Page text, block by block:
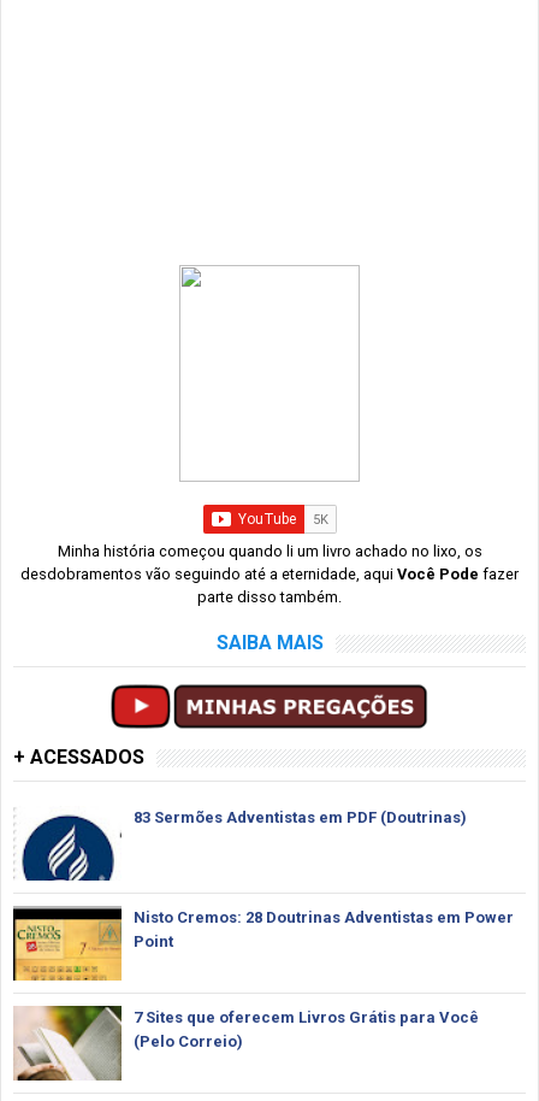
Minha história começou quando li um livro achado no lixo, os
desdobramentos vão seguindo até a eternidade, aqui Você Pode fazer
parte disso também.
SAIBA MAIS
+ ACESSADOS
83 Sermões Adventistas em PDF (Doutrinas)
Nisto Cremos: 28 Doutrinas Adventistas em Power
Point
7 Sites que oferecem Livros Grátis para Você
(Pelo Correio)